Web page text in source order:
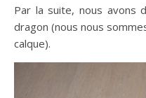
Par la suite, nous avons
dragon (nous nous
calque).